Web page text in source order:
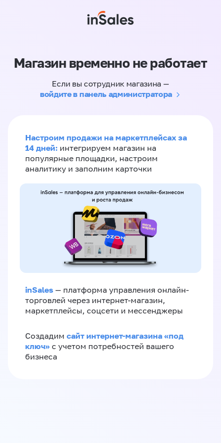
Магазин временно не работает
Если вы сотрудник магазина —
войдите в панель администратора
Настроим продажи на маркетплейсах за
14 дней: интегрируем магазин на
популярные площадки, настроим
аналитику и заполним карточки
inSales — платформа управления онлайн-
торговлей через интернет-магазин,
маркетплейсы, соцсети и мессенджеры
Создадим сайт интернет-магазина «под
ключ» с учетом потребностей вашего
бизнеса